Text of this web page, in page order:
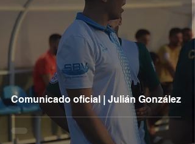
Comunicado oficial | Julián González